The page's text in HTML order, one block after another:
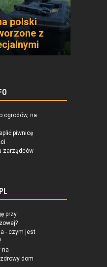
polski
z
ogrodów, na
piwnicę
zarządców
przy
- czym jest
na
dom